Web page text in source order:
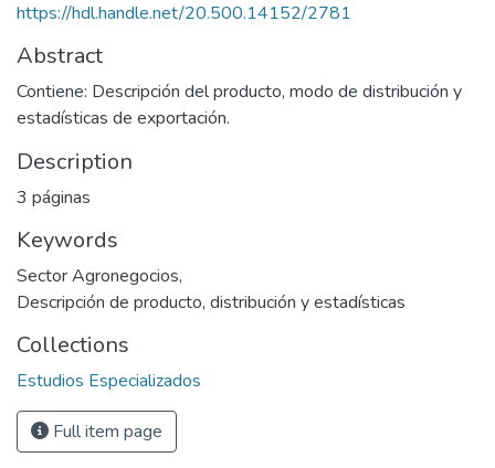
https://hdl.handle.net/20.500.14152/2781
Abstract
Contiene: Descripción del producto, modo de distribución y
estadísticas de exportación.
Description
3 páginas
Keywords
Sector Agronegocios,
Descripción de producto, distribución y estadísticas
Collections
Estudios Especializados
Full item page